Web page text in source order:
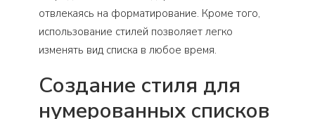
отвлекаясь на форматирование. Кроме того,
использование стилей позволяет легко
изменять вид списка в любое время.
Создание стиля для
нумерованных списков